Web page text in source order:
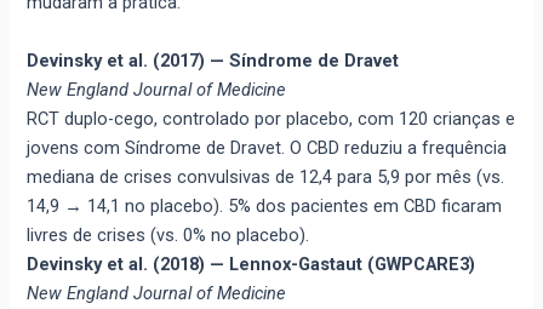
Devinsky et al. (2017) — Síndrome de Dravet
New England Journal of Medicine
RCT duplo-cego, controlado por placebo, com 120 crianças e
jovens com Síndrome de Dravet. O CBD reduziu a frequência
mediana de crises convulsivas de 12,4 para 5,9 por mês (vs.
14,9 → 14,1 no placebo). 5% dos pacientes em CBD ficaram
livres de crises (vs. 0% no placebo).
Devinsky et al. (2018) — Lennox-Gastaut (GWPCARE3)
New England Journal of Medicine